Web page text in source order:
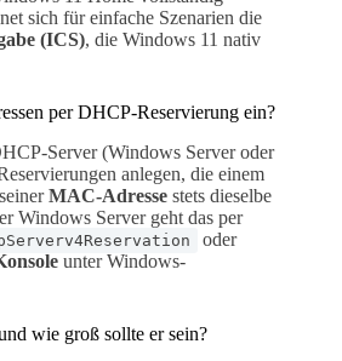
sich für einfache Szenarien die
(ICS), die Windows 11 nativ
per DHCP-Reservierung ein?
Server (Windows Server oder
anlegen, die einem
MAC-Adresse stets dieselbe
Windows Server geht das per
oder
unter Windows-
wie groß sollte er sein?